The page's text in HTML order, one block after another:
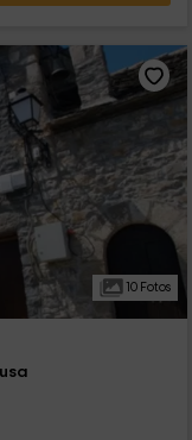
10 Fotos